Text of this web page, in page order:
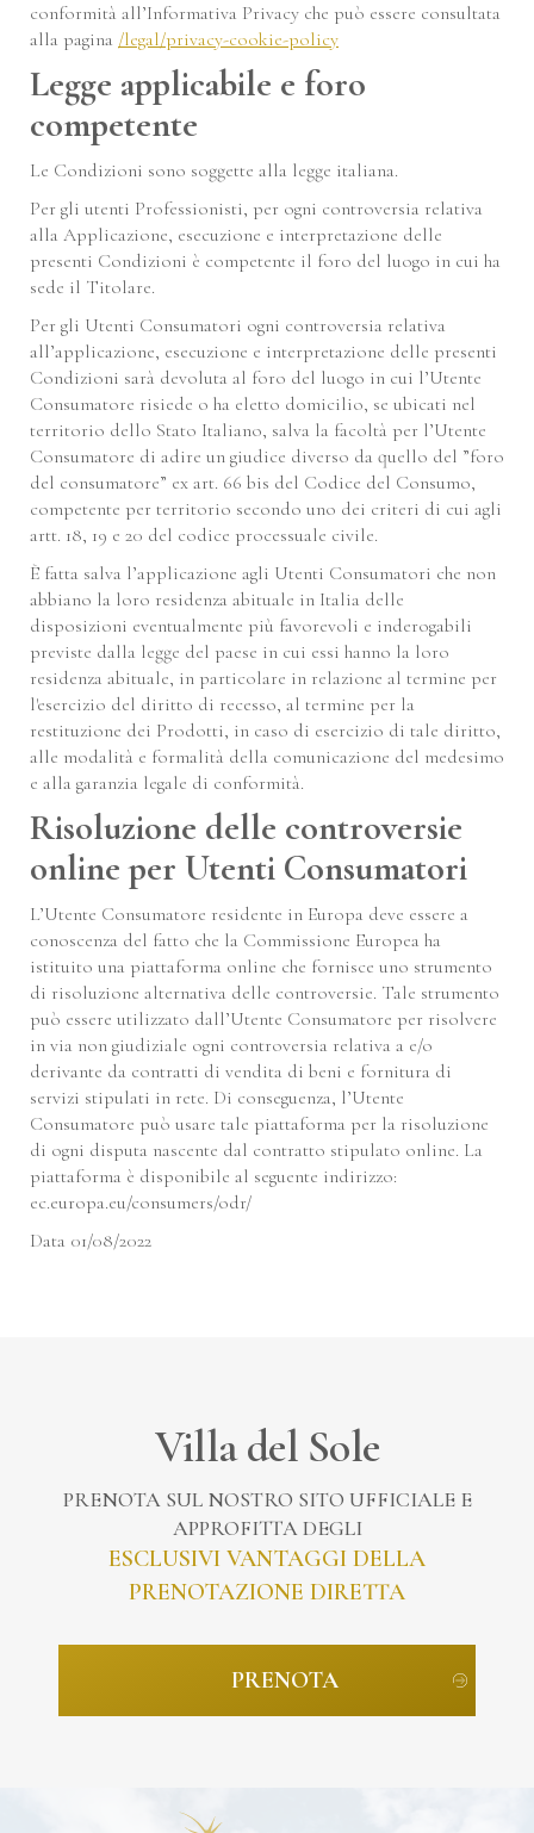
conformità all’Informativa Privacy che può essere consultata
alla pagina /legal/privacy-cookie-policy
Legge applicabile e foro
competente
Le Condizioni sono soggette alla legge italiana.
Per gli utenti Professionisti, per ogni controversia relativa
alla Applicazione, esecuzione e interpretazione delle
presenti Condizioni è competente il foro del luogo in cui ha
sede il Titolare.
Per gli Utenti Consumatori ogni controversia relativa
all’applicazione, esecuzione e interpretazione delle presenti
Condizioni sarà devoluta al foro del luogo in cui l’Utente
Consumatore risiede o ha eletto domicilio, se ubicati nel
territorio dello Stato Italiano, salva la facoltà per l’Utente
Consumatore di adire un giudice diverso da quello del ”foro
del consumatore” ex art. 66 bis del Codice del Consumo,
competente per territorio secondo uno dei criteri di cui agli
artt. 18, 19 e 20 del codice processuale civile.
È fatta salva l’applicazione agli Utenti Consumatori che non
abbiano la loro residenza abituale in Italia delle
disposizioni eventualmente più favorevoli e inderogabili
previste dalla legge del paese in cui essi hanno la loro
residenza abituale, in particolare in relazione al termine per
l'esercizio del diritto di recesso, al termine per la
restituzione dei Prodotti, in caso di esercizio di tale diritto,
alle modalità e formalità della comunicazione del medesimo
e alla garanzia legale di conformità.
Risoluzione delle controversie
online per Utenti Consumatori
L’Utente Consumatore residente in Europa deve essere a
conoscenza del fatto che la Commissione Europea ha
istituito una piattaforma online che fornisce uno strumento
di risoluzione alternativa delle controversie. Tale strumento
può essere utilizzato dall’Utente Consumatore per risolvere
in via non giudiziale ogni controversia relativa a e/o
derivante da contratti di vendita di beni e fornitura di
servizi stipulati in rete. Di conseguenza, l’Utente
Consumatore può usare tale piattaforma per la risoluzione
di ogni disputa nascente dal contratto stipulato online. La
piattaforma è disponibile al seguente indirizzo:
ec.europa.eu/consumers/odr/
Data 01/08/2022
Villa del Sole
PRENOTA SUL NOSTRO SITO UFFICIALE E
APPROFITTA DEGLI
ESCLUSIVI VANTAGGI DELLA
PRENOTAZIONE DIRETTA
PRENOTA